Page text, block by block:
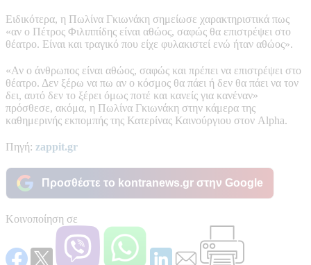
Ειδικότερα, η Πωλίνα Γκιωνάκη σημείωσε χαρακτηριστικά πως
«αν ο Πέτρος Φιλιππίδης είναι αθώος, σαφώς θα επιστρέψει στο
θέατρο. Είναι και τραγικό που είχε φυλακιστεί ενώ ήταν αθώος».
«Αν ο άνθρωπος είναι αθώος, σαφώς και πρέπει να επιστρέψει στο
θέατρο. Δεν ξέρω να πω αν ο κόσμος θα πάει ή δεν θα πάει να τον
δει, αυτό δεν το ξέρει όμως ποτέ και κανείς για κανέναν»
πρόσθεσε, ακόμα, η Πωλίνα Γκιωνάκη στην κάμερα της
καθημερινής εκπομπής της Κατερίνας Καινούργιου στον Alpha.
Πηγή: zappit.gr
Προσθέστε το kontranews.gr στην Google
Κοινοποίηση σε